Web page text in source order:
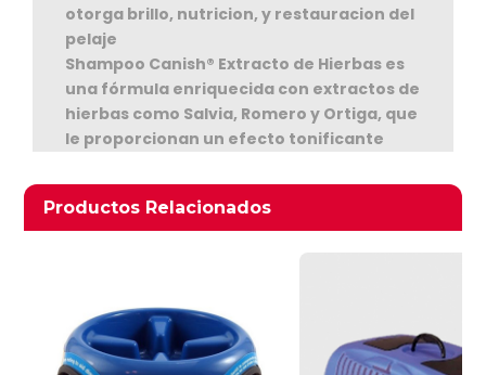
Ver Carrito
Seguir Comprando
otorga brillo, nutricion, y restauracion del
pelaje
Shampoo Canish® Extracto de Hierbas es
una fórmula enriquecida con extractos de
hierbas como Salvia, Romero y Ortiga, que
le proporcionan un efecto tonificante
componente herbal tiene una acción
estimulante sobre los folículos pilosos,
fortaleciendo el crecimiento del pelo
excelente efecto acondicionador; la
Salvia reduce la grasitud propia del pelaje
del perro y la Ortiga aporta suavidad y
Productos Relacionados
Productos relacionados